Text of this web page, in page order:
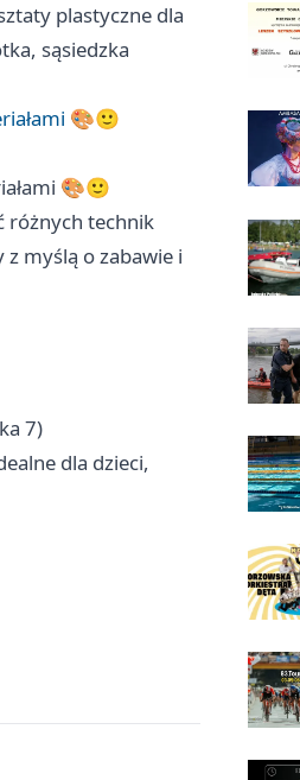
plastyczne dla
sąsiedzka
🎨🙂
🎨🙂
różnych technik
myślą o zabawie i
7)
dla dzieci,